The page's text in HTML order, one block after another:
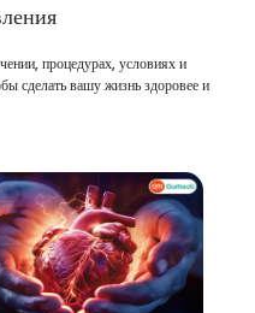
процедурах, условиях и
сделать вашу жизнь здоровее и